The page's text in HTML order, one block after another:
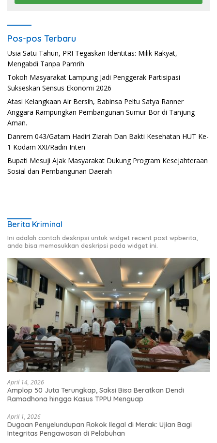
Pos-pos Terbaru
Usia Satu Tahun, PRI Tegaskan Identitas: Milik Rakyat,
Mengabdi Tanpa Pamrih
Tokoh Masyarakat Lampung Jadi Penggerak Partisipasi
Sukseskan Sensus Ekonomi 2026
Atasi Kelangkaan Air Bersih, Babinsa Peltu Satya Ranner
Anggara Rampungkan Pembangunan Sumur Bor di Tanjung
Aman.
Danrem 043/Gatam Hadiri Ziarah Dan Bakti Kesehatan HUT Ke-
1 Kodam XXI/Radin Inten
Bupati Mesuji Ajak Masyarakat Dukung Program Kesejahteraan
Sosial dan Pembangunan Daerah
Berita Kriminal
Ini adalah contoh deskripsi untuk widget recent post wpberita,
anda bisa memasukkan deskripsi pada widget ini.
April 14, 2026
Amplop 50 Juta Terungkap, Saksi Bisa Beratkan Dendi
Ramadhona hingga Kasus TPPU Menguap
April 1, 2026
Dugaan Penyelundupan Rokok Ilegal di Merak: Ujian Bagi
Integritas Pengawasan di Pelabuhan